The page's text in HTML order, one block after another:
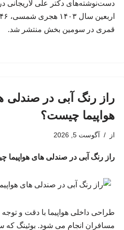
دست‌نوشته‌های دکتر علی لاریجانی
قمری در سومین بخش منتشر شد.
راز رنگ آبی در صندلی
هواپیما چیست؟
از آگوست 5, 2026
راز رنگ آبی در صندلی های هواپیما
طراحی داخلی هواپیما با دقت و توجه
مسافران انجام می شود. بوئینگ که